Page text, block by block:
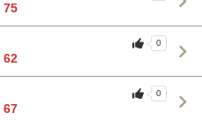
75
62
0
67
0